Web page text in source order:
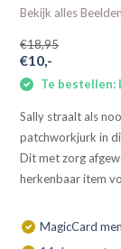
Bekijk alles Beelden
€18,95
€10,-
Te bestellen:
Sally straalt als
patchworkjurk in
Dit met zorg
herkenbaar item
MagicCard